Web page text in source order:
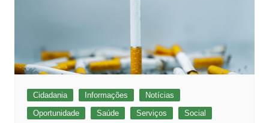
Cidadania Informações
Notícias
Oportunidade
Saúde Serviços Social